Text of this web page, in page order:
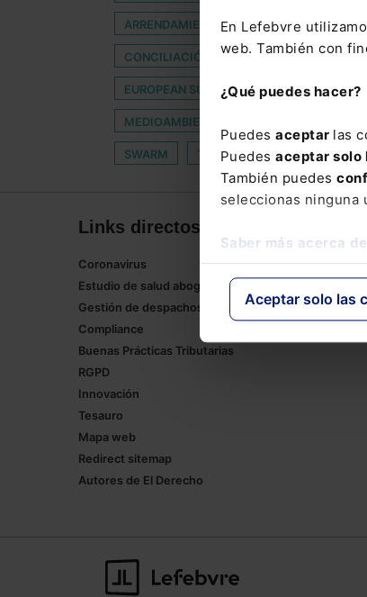
En Lefebvre
web. También con
¿Qué puedes hacer?
Puedes aceptar las
Puedes aceptar solo
También puedes
seleccionas ninguna
Saber más acerca
Aceptar solo las
ARRENDAMIENTO DE VEHÍCULOS CON
CONCILIACIÓN FAMILIAR
EUROPEAN SUPER LEAGUE FINANZAS
MEDIOAMBIENTALES
SWARM TORMENTOSAS
Links directos
Coronavirus
Estudio de salud abogacía
Gestión de despachos
Compliance
Buenas Prácticas Tributarias
RGPD
Innovación
Tesauro
Mapa web
Redirect sitemap
Autores de El Derecho